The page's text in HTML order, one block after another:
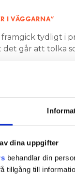
dina uppgifter
behandlar din
tillgång till
I VÄGGARNA”
tydligt i
det går att tolka
undvika sådana
och få